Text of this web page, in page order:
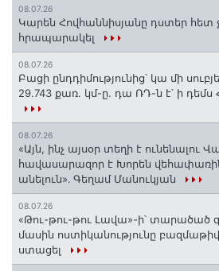
08.07.26
Կարեն Հովհաննիսյանը դստեր հետ
հրապարակել
08.07.26
Բացի ընդդիմությունից՝ կա մի
29.743 քառ. կմ-ը. դա ՌԴ-ն է՝ ի
08.07.26
«Այն, ինչ այսօր տեղի է
հավասարազոր է Խորեն
անելուն»․ Գեղամ Մանուկյան
08.07.26
«Թու-թու-թու Լավա»-ի՝ տարածած
մասին ոստիկանությունը
ստացել